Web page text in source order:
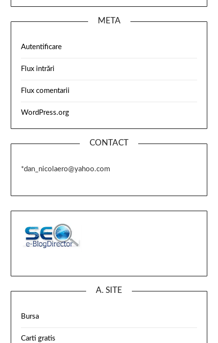
META
Autentificare
Flux intrări
Flux comentarii
WordPress.org
CONTACT
*dan_nicolaero@yahoo.com
A. SITE
Bursa
Carti gratis